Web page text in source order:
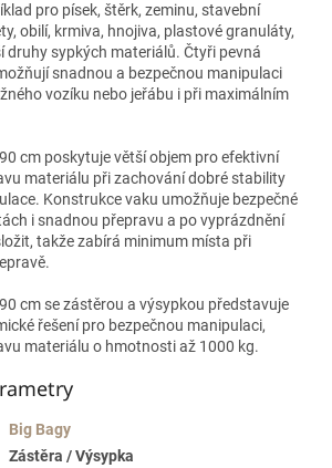
pro písek, štěrk, zeminu, stavební
obilí, krmiva, hnojiva, plastové granuláty,
druhy sypkých materiálů. Čtyři pevná
snadnou a bezpečnou manipulaci
vozíku nebo jeřábu i při maximálním
cm poskytuje větší objem pro efektivní
materiálu při zachování dobré stability
Konstrukce vaku umožňuje bezpečné
i snadnou přepravu a po vyprázdnění
takže zabírá minimum místa při
cm se zástěrou a výsypkou představuje
řešení pro bezpečnou manipulaci,
materiálu o hmotnosti až 1000 kg.
Big Bagy
Zástěra / Výsypka